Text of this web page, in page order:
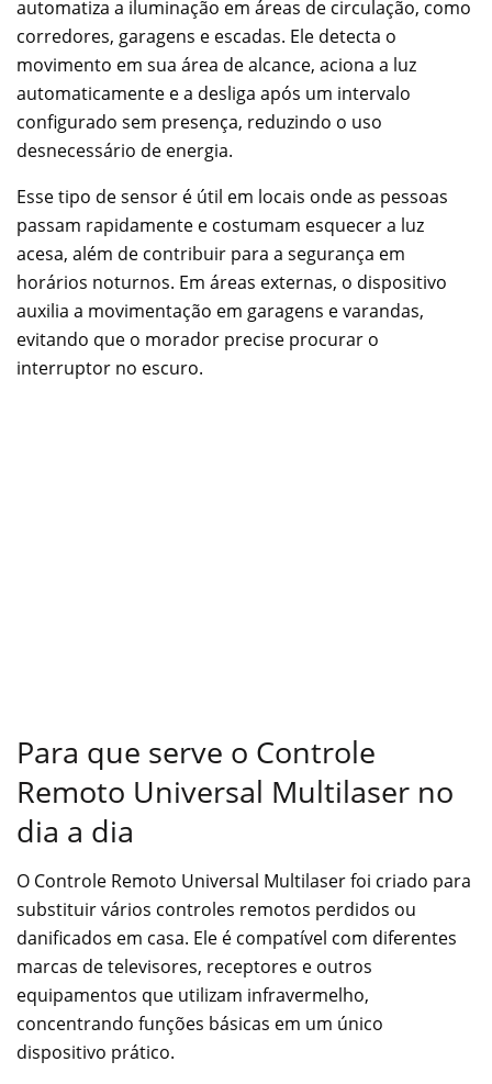
automatiza a iluminação em áreas de circulação, como
corredores, garagens e escadas. Ele detecta o
movimento em sua área de alcance, aciona a luz
automaticamente e a desliga após um intervalo
configurado sem presença, reduzindo o uso
desnecessário de energia.
Esse tipo de sensor é útil em locais onde as pessoas
passam rapidamente e costumam esquecer a luz
acesa, além de contribuir para a segurança em
horários noturnos. Em áreas externas, o dispositivo
auxilia a movimentação em garagens e varandas,
evitando que o morador precise procurar o
interruptor no escuro.
Para que serve o Controle
Remoto Universal Multilaser no
dia a dia
O Controle Remoto Universal Multilaser foi criado para
substituir vários controles remotos perdidos ou
danificados em casa. Ele é compatível com diferentes
marcas de televisores, receptores e outros
equipamentos que utilizam infravermelho,
concentrando funções básicas em um único
dispositivo prático.